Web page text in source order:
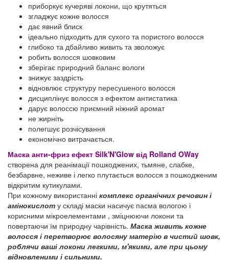
приборкує кучеряві локони, що крутяться
згладжує кожне волосся
дає явний блиск
ідеально підходить для сухого та пористого волосся
глибоко та дбайливо живить та зволожує
робить волосся шовковим
зберігає природний баланс вологи
знижує заздрість
відновлює структуру пересушеного волосся
дисциплінує волосся з ефектом антистатика
дарує волоссю приємний ніжний аромат
не жирніть
полегшує розчісування
економічно витрачається.
Маска анти-фриз ефект Silk'N'Glow від Rolland OWay
створена для реанімації пошкоджених, тьмяне, слабке,
безбарвне, неживе і легко плутається волосся з пошкодженим
відкритим кутикулами.
При кожному використанні комплекс органічних речовин і
амінокислот у складі маски насичує пасма вологою і
корисними мікроелементами , зміцнюючи локони та
повертаючи їм природну чарівність. Маска живить кожне
волосся і перетворює волосяну матерію в чистий шовк,
роблячи ваші локони легкими, м'якими, але при цьому
відновленими і сильними.